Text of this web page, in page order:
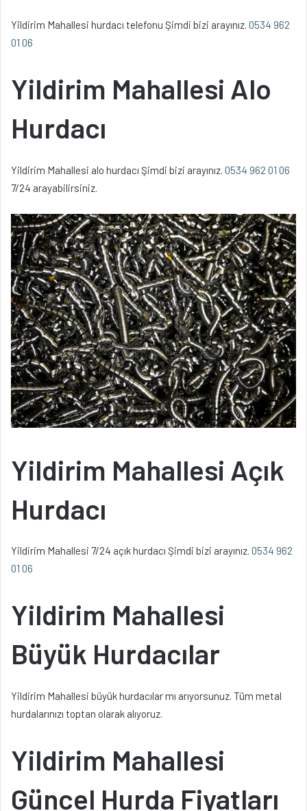
Yildirim Mahallesi hurdacı telefonu Şimdi bizi arayınız. 0534 962
01 06
Yildirim Mahallesi Alo
Hurdacı
Yildirim Mahallesi alo hurdacı Şimdi bizi arayınız. 0534 962 01 06
7/24 arayabilirsiniz.
Yildirim Mahallesi Açık
Hurdacı
Yildirim Mahallesi 7/24 açık hurdacı Şimdi bizi arayınız. 0534 962
01 06
Yildirim Mahallesi
Büyük Hurdacılar
Yildirim Mahallesi büyük hurdacılar mı arıyorsunuz. Tüm metal
hurdalarınızı toptan olarak alıyoruz.
Yildirim Mahallesi
Güncel Hurda Fiyatları